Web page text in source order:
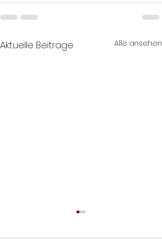
Aktuelle Beiträge Alle ansehen